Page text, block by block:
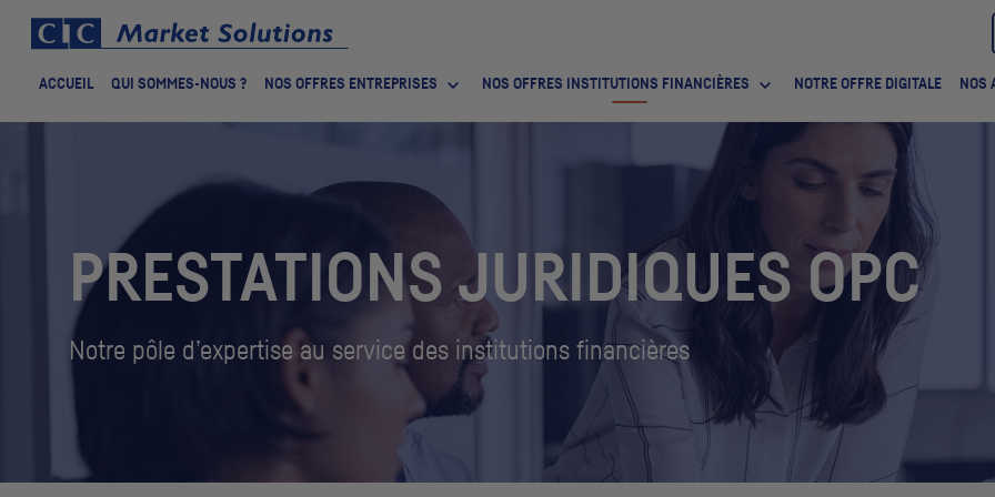
ACCUEIL QUI SOMMES-NOUS ? NOS OFFRES ENTREPRISES NOS OFFRES INSTITUTIONS FINANCIÈRES NOTRE OFFRE DIGITALE NOS
PRESTATIONS JURIDIQUES OPC
Notre pôle d’expertise au service des institutions financières